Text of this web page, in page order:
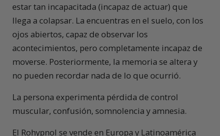
estar tan incapacitada (incapaz de actuar) que
llega a colapsar. La encuentras en el suelo, con los
ojos abiertos, capaz de observar los
acontecimientos, pero completamente incapaz de
moverse. Posteriormente, la memoria se altera y
no pueden recordar nada de lo que ocurrió.
La persona experimenta pérdida de control
muscular, confusión, somnolencia y amnesia.
El Rohypnol se vende en Europa y Latinoamérica